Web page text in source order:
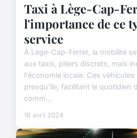
Taxi à Lège-Cap-
l'importance de ce
service
À Lège-Cap-Ferret, la mobilité
aux taxis, piliers discrets, mais
l'économie locale. Ces véhicules
presqu'île, facilitant le quotidien
comm...
16 avril 2024